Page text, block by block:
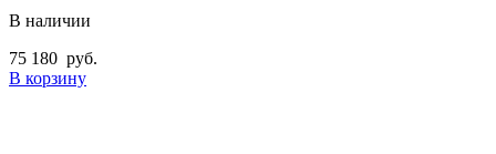
В наличии
75 180 руб.
В корзину